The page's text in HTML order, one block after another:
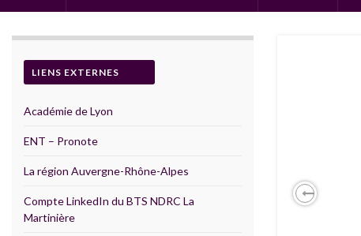
LIENS EXTERNES
Académie de Lyon
ENT – Pronote
La région Auvergne-Rhône-Alpes
Compte LinkedIn du BTS NDRC La
Martinière